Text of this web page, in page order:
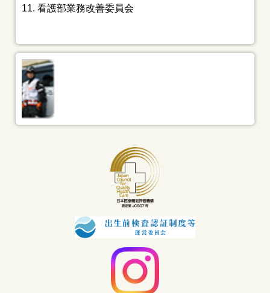
看護部業務改善委員会